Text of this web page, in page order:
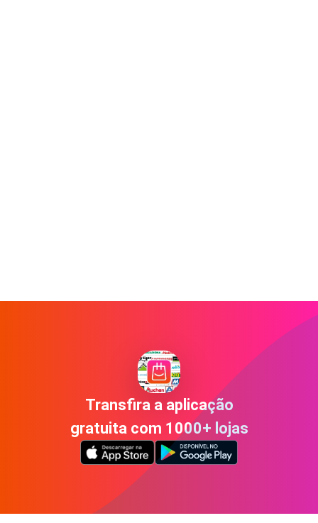
Transfira a aplicação
gratuita com 1000+ lojas